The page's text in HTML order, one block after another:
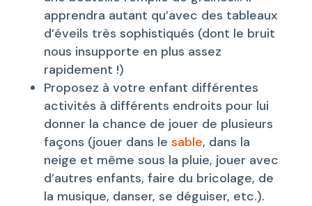
apprendra autant qu’avec des tableaux
d’éveils très sophistiqués (dont le bruit
nous insupporte en plus assez
rapidement !)
Proposez à votre enfant différentes
activités à différents endroits pour lui
donner la chance de jouer de plusieurs
façons (jouer dans le sable, dans la
neige et même sous la pluie, jouer avec
d’autres enfants, faire du bricolage, de
la musique, danser, se déguiser, etc.).